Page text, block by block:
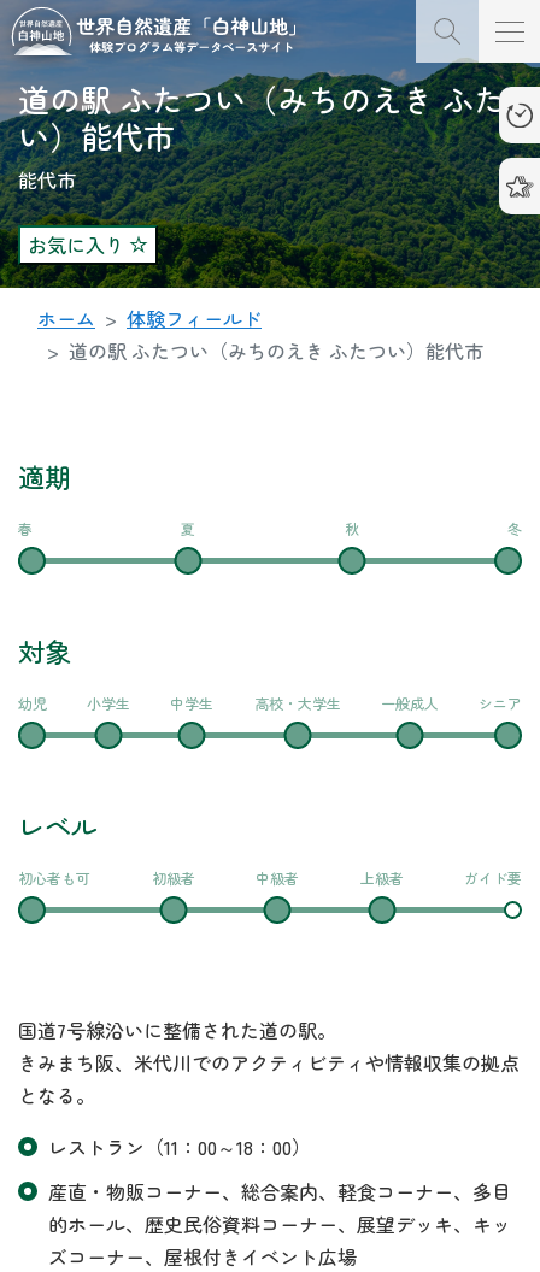
道の駅 ふたつい（みちのえき ふたつ
い）能代市
能代市
お気に入り
ホーム
体験フィールド
道の駅 ふたつい（みちのえき ふたつい）能代市
適期
春 夏 秋 冬
対象
幼児 小学生 中学生 高校・大学生 一般成人 シニア
レベル
初心者も可 初級者 中級者 上級者 ガイド要
国道7号線沿いに整備された道の駅。
きみまち阪、米代川でのアクティビティや情報収集の拠点
となる。
レストラン（11：00～18：00）
産直・物販コーナー、総合案内、軽食コーナー、多目
的ホール、歴史民俗資料コーナー、展望デッキ、キッ
ズコーナー、屋根付きイベント広場